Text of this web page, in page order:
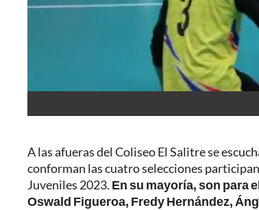
A las afueras del Coliseo El Salitre se
conforman las cuatro selecciones
Juveniles 2023. En su mayoría, son para
Oswald Figueroa, Fredy Hernández,